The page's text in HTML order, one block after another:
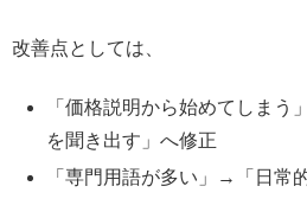
改善点としては、
「価格説明から始めてしま
を聞き出す」へ修正
「専門用語が多い」→「日常